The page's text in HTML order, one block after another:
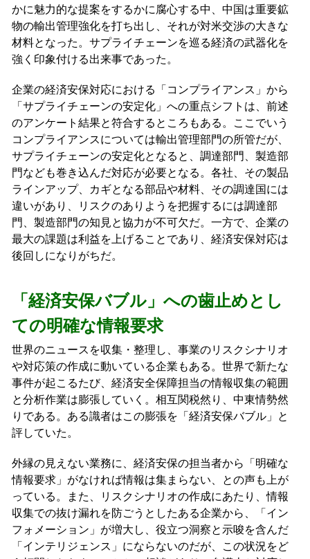
かに魅力的な提案をするかに腐心する中、中国は重要鉱
物の輸出管理強化を打ち出し、それが対米交渉の大きな
材料となった。サプライチェーンを巡る経済の武器化を
強く印象付ける出来事であった。
企業の経済安保対応における「コンプライアンス」から
「サプライチェーンの安定化」への重点シフトは、前述
のアンケート結果と符合するところもある。ここでいう
コンプライアンスについては輸出管理部門の所管だが、
サプライチェーンの安定化となると、調達部門、製造部
門なども巻き込んだ対応が必要となる。各社、その製品
ラインアップ、カギとなる部品や材料、その調達国には
違いがあり、リスクのありようを把握するには調達部
門、製造部門の知見と協力が不可欠だ。一方で、企業の
最大の課題は利益を上げることであり、経済安保対応は
後回しになりがちだ。
「経済安保バブル」への歯止めとし
ての明確な情報要求
世界のニュースを収集・整理し、事業のリスクシナリオ
や対応策の作成に動いている企業もある。世界で新たな
事件が起こるたび、経済安全保障担当の情報収集の範囲
と分析作業は膨張していく。相互関税然り、中東情勢然
りである。ある識者はこの膨張を「経済安保バブル」と
評していた。
外縁の見えない業務に、経済安保の担当者から「明確な
情報要求」がなければ情報は集まらない、との声も上が
っている。また、リスクシナリオの作成にあたり、情報
収集での抜け漏れを防ごうとしたある企業から、「イン
フォメーション」が増大し、役立つ洞察と示唆を含んだ
「インテリジェンス」にならないのだが、この状況をど